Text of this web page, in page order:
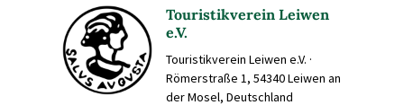
Touristikverein Leiwen
e.V.
Touristikverein Leiwen e.V. ·
Römerstraße 1, 54340 Leiwen an
der Mosel, Deutschland